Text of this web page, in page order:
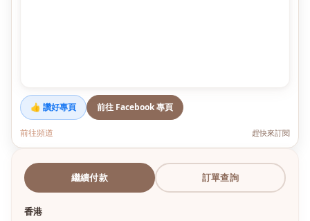
👍 讚好專頁 前往 Facebook 專頁
前往頻道 趕快來訂閱
繼續付款 訂單查詢
香港